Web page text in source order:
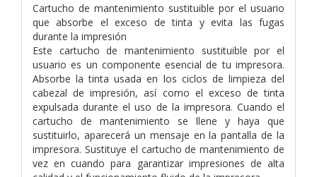
Cartucho de mantenimiento sustituible por el usuario
que absorbe el exceso de tinta y evita las fugas
durante la impresión
Este cartucho de mantenimiento sustituible por el
usuario es un componente esencial de tu impresora.
Absorbe la tinta usada en los ciclos de limpieza del
cabezal de impresión, así como el exceso de tinta
expulsada durante el uso de la impresora. Cuando el
cartucho de mantenimiento se llene y haya que
sustituirlo, aparecerá un mensaje en la pantalla de la
impresora. Sustituye el cartucho de mantenimiento de
vez en cuando para garantizar impresiones de alta